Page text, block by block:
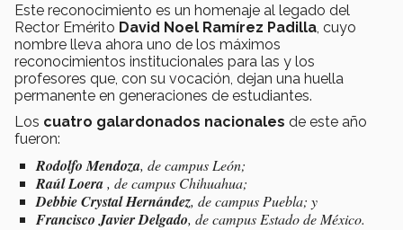
Este reconocimiento es un homenaje al legado del
Rector Emérito David Noel Ramírez Padilla , cuyo
nombre lleva ahora uno de los máximos
reconocimientos institucionales para las y los
profesores que, con su vocación, dejan una huella
permanente en generaciones de estudiantes.
Los cuatro galardonados nacionales de este año
fueron:
Rodolfo Mendoza, de campus León;
Raúl Loera, de campus Chihuahua;
Debbie Crystal Hernández, de campus Puebla; y
Francisco Javier Delgado, de campus Estado de México.